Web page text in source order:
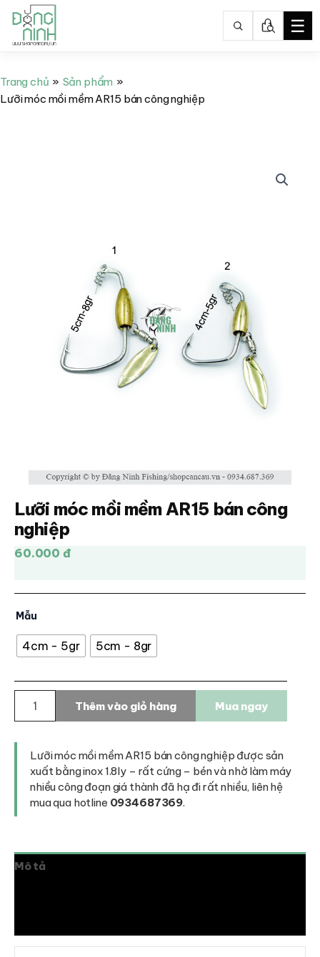
tới
nội
☰
Trang chủ
Sản phẩm
Lưỡi móc mồi mềm AR15 bán công nghiệp
Lưỡi móc mồi mềm AR15 bán công
nghiệp
60.000 đ
Mẫu
4cm - 5gr 5cm - 8gr
mồi
mềm
AR15
bán
công
Thêm vào giỏ hàng Mua ngay
Lưỡi móc mồi mềm AR15 bán công nghiệp được sản
xuất bằng inox 1.8ly – rất cứng – bén và nhờ làm máy
nhiều công đoạn giá thành đã hạ đi rất nhiều, liên hệ
mua qua hotline 0934687369.
Mô tả